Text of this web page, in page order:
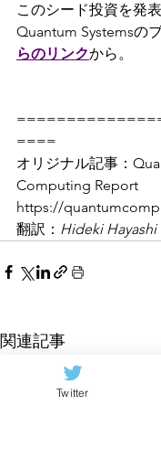
このシード投資を発
Quantum Systemsの
らのリンクから。
====
オリジナル記事：
Computing Report
https://
翻訳： Hideki Hayashi
関連記事
Twitter